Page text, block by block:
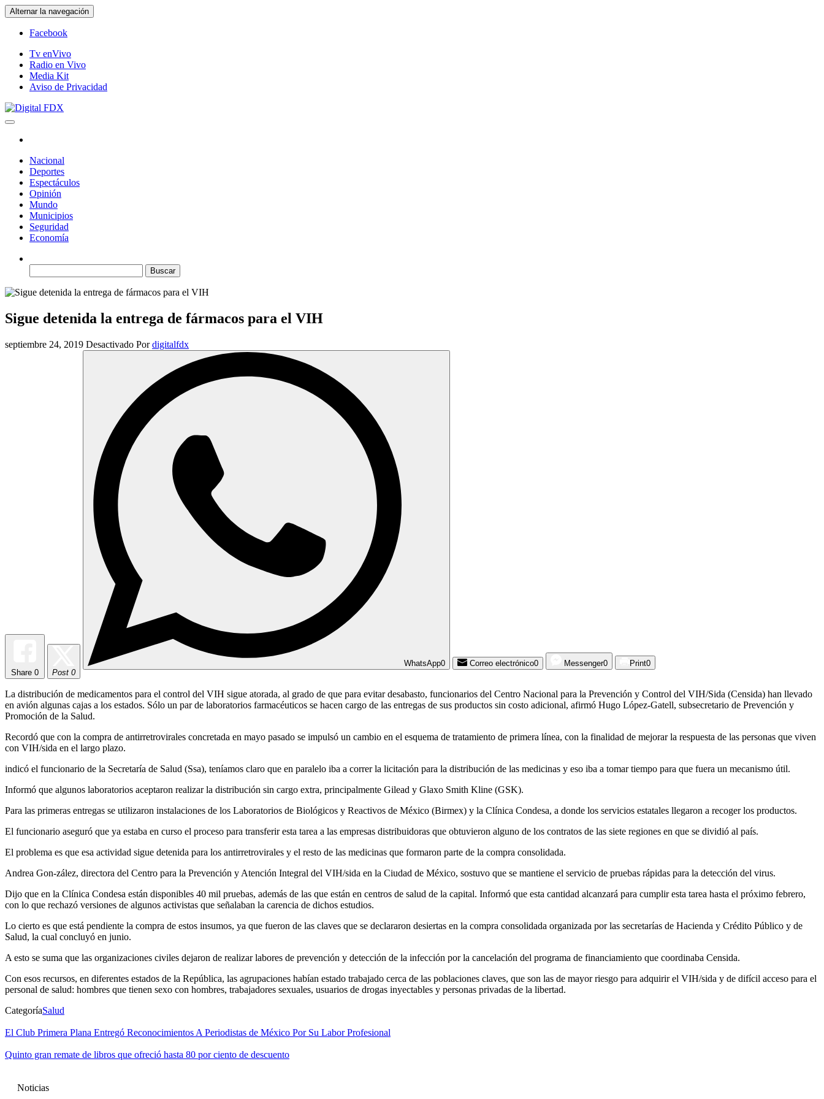
Saltar
al
contenido
Alternar la navegación
Facebook
Tv enVivo
Radio en Vivo
Media Kit
Aviso de Privacidad
Nacional
Deportes
Espectáculos
Opinión
Mundo
Municipios
Seguridad
Economía
Sigue detenida la entrega de fármacos para el VIH
septiembre 24, 2019 Desactivado Por digitalfdx
Share 0 Post 0
WhatsApp0 Correo electrónico0 Messenger0 Print0
La distribución de medicamentos para el control del VIH sigue atorada, al grado de que para evitar desabasto, funcionarios del Centro Nacional para la Prevención y Control del VIH/Sida (Censida) han llevado
en avión algunas cajas a los estados. Sólo un par de laboratorios farmacéuticos se hacen cargo de las entregas de sus productos sin costo adicional, afirmó Hugo López-Gatell, subsecretario de Prevención y
Promoción de la Salud.
Recordó que con la compra de antirretrovirales concretada en mayo pasado se impulsó un cambio en el esquema de tratamiento de primera línea, con la finalidad de mejorar la respuesta de las personas que viven
con VIH/sida en el largo plazo.
indicó el funcionario de la Secretaría de Salud (Ssa), teníamos claro que en paralelo iba a correr la licitación para la distribución de las medicinas y eso iba a tomar tiempo para que fuera un mecanismo útil.
Informó que algunos laboratorios aceptaron realizar la distribución sin cargo extra, principalmente Gilead y Glaxo Smith Kline (GSK).
Para las primeras entregas se utilizaron instalaciones de los Laboratorios de Biológicos y Reactivos de México (Birmex) y la Clínica Condesa, a donde los servicios estatales llegaron a recoger los productos.
El funcionario aseguró que ya estaba en curso el proceso para transferir esta tarea a las empresas distribuidoras que obtuvieron alguno de los contratos de las siete regiones en que se dividió al país.
El problema es que esa actividad sigue detenida para los antirretrovirales y el resto de las medicinas que formaron parte de la compra consolidada.
Andrea Gon-zález, directora del Centro para la Prevención y Atención Integral del VIH/sida en la Ciudad de México, sostuvo que se mantiene el servicio de pruebas rápidas para la detección del virus.
Dijo que en la Clínica Condesa están disponibles 40 mil pruebas, además de las que están en centros de salud de la capital. Informó que esta cantidad alcanzará para cumplir esta tarea hasta el próximo febrero,
con lo que rechazó versiones de algunos activistas que señalaban la carencia de dichos estudios.
Lo cierto es que está pendiente la compra de estos insumos, ya que fueron de las claves que se declararon desiertas en la compra consolidada organizada por las secretarías de Hacienda y Crédito Público y de
Salud, la cual concluyó en junio.
A esto se suma que las organizaciones civiles dejaron de realizar labores de prevención y detección de la infección por la cancelación del programa de financiamiento que coordinaba Censida.
Con esos recursos, en diferentes estados de la República, las agrupaciones habían estado trabajado cerca de las poblaciones claves, que son las de mayor riesgo para adquirir el VIH/sida y de difícil acceso para el
personal de salud: hombres que tienen sexo con hombres, trabajadores sexuales, usuarios de drogas inyectables y personas privadas de la libertad.
CategoríaSalud
El Club Primera Plana Entregó Reconocimientos A Periodistas de México Por Su Labor Profesional
Quinto gran remate de libros que ofreció hasta 80 por ciento de descuento
Noticias